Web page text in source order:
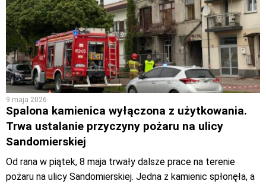
9 maja 2026
Spalona kamienica wyłączona z użytkowania.
Trwa ustalanie przyczyny pożaru na ulicy
Sandomierskiej
Od rana w piątek, 8 maja trwały dalsze prace na terenie
pożaru na ulicy Sandomierskiej. Jedna z kamienic spłonęła, a